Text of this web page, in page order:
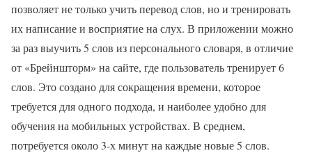
позволяет не только учить перевод слов, но и тренировать
их написание и восприятие на слух. В приложении можно
за раз выучить 5 слов из персонального словаря, в отличие
от «Брейншторм» на сайте, где пользователь тренирует 6
слов. Это создано для сокращения времени, которое
требуется для одного подхода, и наиболее удобно для
обучения на мобильных устройствах. В среднем,
потребуется около 3-х минут на каждые новые 5 слов.